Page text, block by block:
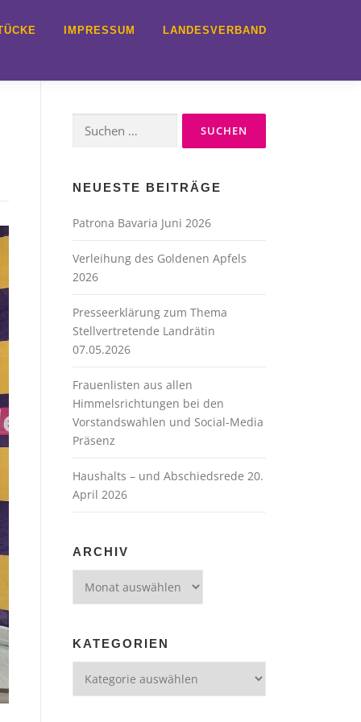
IMPRESSUM LANDESVERBAND
nach:
NEUESTE BEITRÄGE
Patrona Bavaria Juni 2026
Verleihung des Goldenen Apfels
2026
Presseerklärung zum Thema
Stellvertretende Landrätin
07.05.2026
Frauenlisten aus allen
Himmelsrichtungen bei den
Vorstandswahlen und Social-Media
Präsenz
Haushalts – und Abschiedsrede 20.
April 2026
ARCHIV
KATEGORIEN